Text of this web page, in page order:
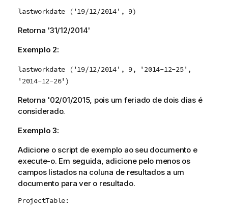
lastworkdate ('19/12/2014', 9)
Retorna '31/12/2014'
Exemplo 2:
lastworkdate ('19/12/2014', 9, '2014-12-25',
'2014-12-26')
Retorna '02/01/2015, pois um feriado de dois dias é
considerado.
Exemplo 3:
Adicione o script de exemplo ao seu documento e
execute-o. Em seguida, adicione pelo menos os
campos listados na coluna de resultados a um
documento para ver o resultado.
ProjectTable: